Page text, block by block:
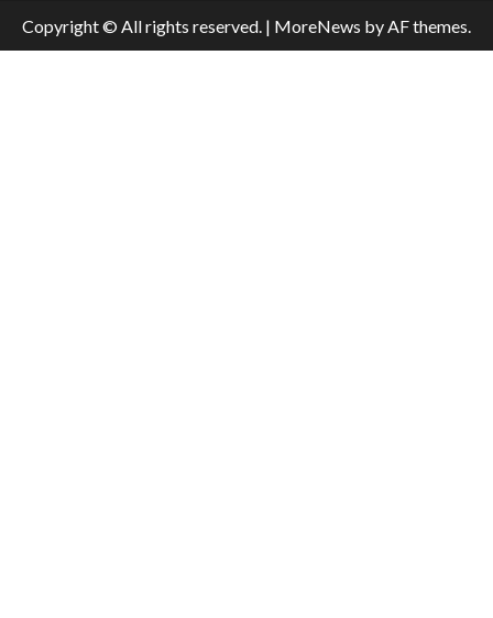
Copyright © All rights reserved. | MoreNews by AF themes.